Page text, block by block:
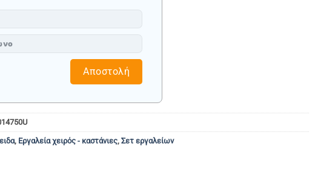
Αποστολή
, Εργαλεία χειρός - καστάνιες, Σετ εργαλείων